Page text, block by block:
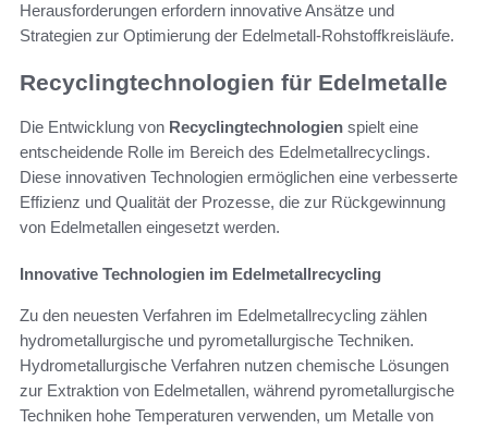
Herausforderungen erfordern innovative Ansätze und
Strategien zur Optimierung der Edelmetall-Rohstoffkreisläufe.
Recyclingtechnologien für Edelmetalle
Die Entwicklung von Recyclingtechnologien spielt eine
entscheidende Rolle im Bereich des Edelmetallrecyclings.
Diese innovativen Technologien ermöglichen eine verbesserte
Effizienz und Qualität der Prozesse, die zur Rückgewinnung
von Edelmetallen eingesetzt werden.
Innovative Technologien im Edelmetallrecycling
Zu den neuesten Verfahren im Edelmetallrecycling zählen
hydrometallurgische und pyrometallurgische Techniken.
Hydrometallurgische Verfahren nutzen chemische Lösungen
zur Extraktion von Edelmetallen, während pyrometallurgische
Techniken hohe Temperaturen verwenden, um Metalle von